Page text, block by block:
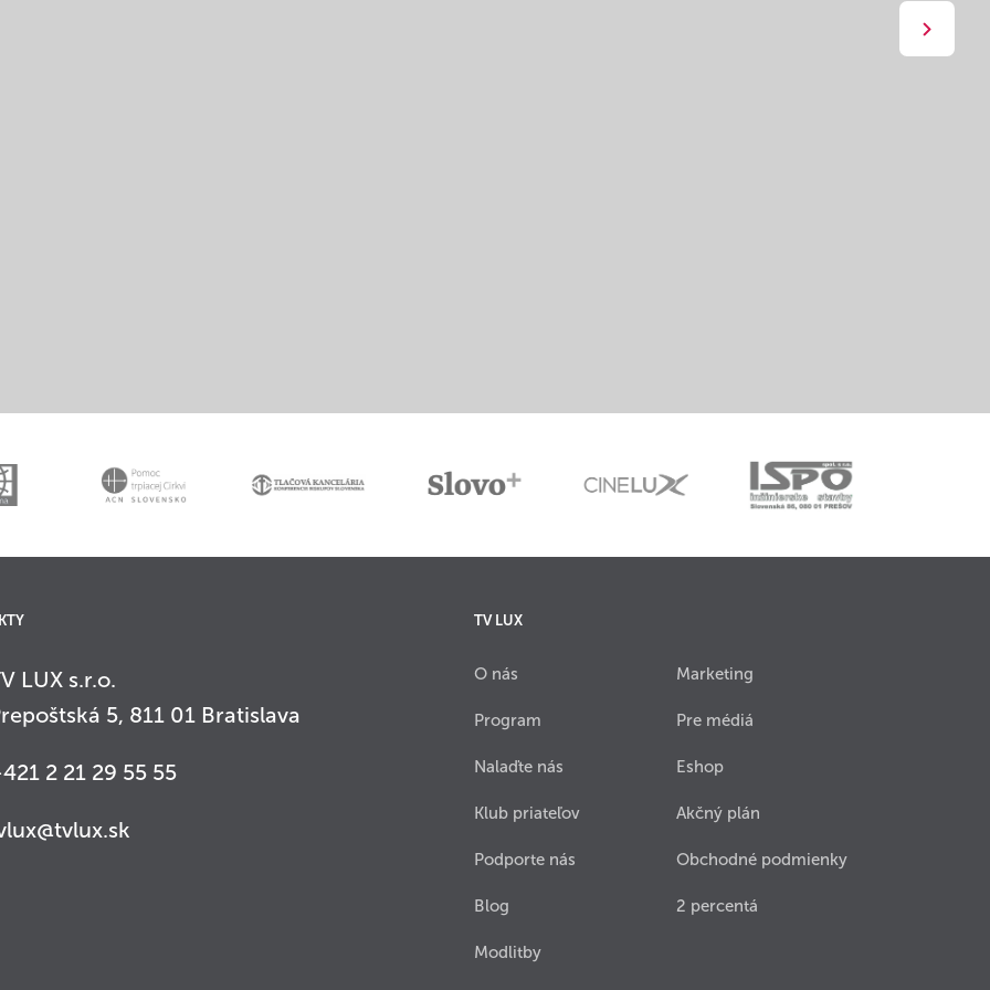
LUX s.r.o.
5, 811 01 Bratislava
2 21 29 55 55
TV LUX
O nás
Program
Nalaďte nás
Klub priateľov
Podporte nás
Blog
Modlitby
Marketing
Pre médiá
Eshop
Akčný plán
Obchodné podmienky
2 percentá